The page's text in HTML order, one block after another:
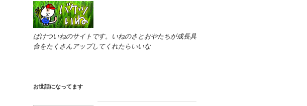
ばけついねのサイトです。いねのさとおやたちが成長具
合をたくさんアップしてくれたらいいな
お世話になってます